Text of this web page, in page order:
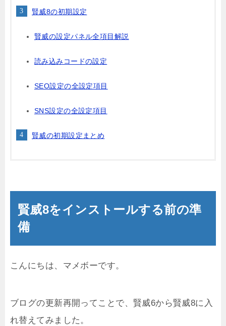
賢威8の初期設定
賢威の設定パネル全項目解説
読み込みコードの設定
SEO設定の全設定項目
SNS設定の全設定項目
賢威の初期設定まとめ
賢威8をインストールする前の準
備
こんにちは、マメボーです。
ブログの更新再開ってことで、賢威6から賢威8に入
れ替えてみました。